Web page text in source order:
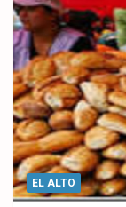
EL ALTO